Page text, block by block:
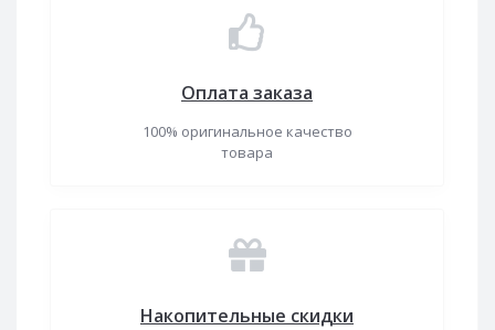
Оплата заказа
100% оригинальное качество
товара
Накопительные скидки